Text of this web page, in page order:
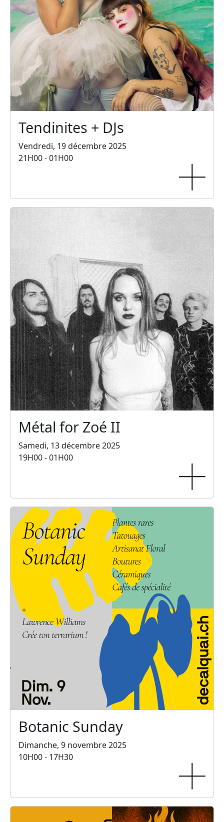
Tendinites + DJs
Vendredi, 19 décembre 2025
21H00 - 01H00
Métal for Zoé II
Samedi, 13 décembre 2025
19H00 - 01H00
Botanic Sunday
Dimanche, 9 novembre 2025
10H00 - 17H30